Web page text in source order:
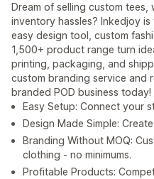
Dream of selling custom
inventory hassles? Inkedjoy
easy design tool, custom
1,500+ product range turn
printing, packaging, and
custom branding service and
branded POD business today!
Easy Setup: Connect your
Design Made Simple:
Branding Without MOQ:
clothing - no minimums.
Profitable Products: